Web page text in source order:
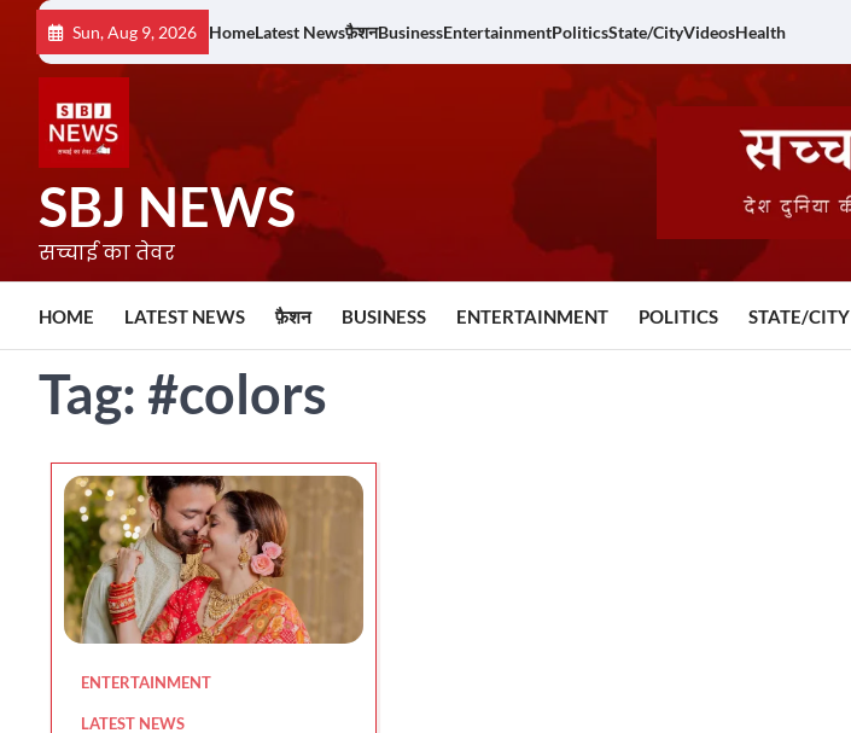
content
Sun, Aug 9, 2026 HomeLatest Newsफ़ैशनBusinessEntertainmentPoliticsState/CityVideosHealth
SBJ NEWS
सच्चाई का तेवर
HOME LATEST NEWS फ़ैशन BUSINESS ENTERTAINMENT POLITICS STATE/CITY
Tag: #colors
ENTERTAINMENT
LATEST NEWS